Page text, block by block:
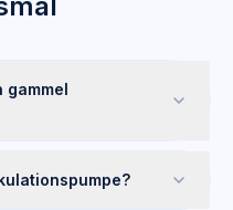
gammel